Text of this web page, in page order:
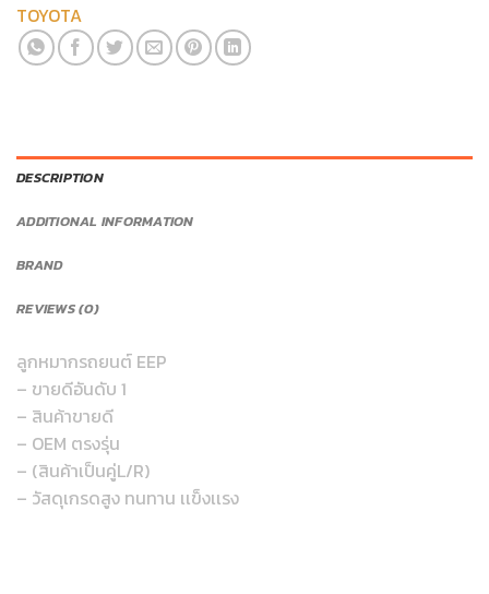
TOYOTA
DESCRIPTION
ADDITIONAL INFORMATION
BRAND
REVIEWS (0)
ลูกหมากรถยนต์ EEP
– ขายดีอันดับ 1
– สินค้าขายดี
– OEM ตรงรุ่น
– (สินค้าเป็นคู่L/R)
– วัสดุเกรดสูง ทนทาน เเข็งเเรง